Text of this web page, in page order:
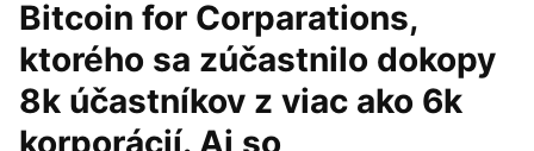
Bitcoin for Corparations,
ktorého sa zúčastnilo dokopy
8k účastníkov z viac ako 6k
korporácií. Aj so